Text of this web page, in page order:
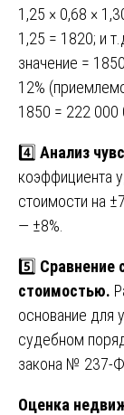
1,25 × 0,68 ×
1,25 = 1820; и
значение =
12%
1850 = 222 000
4️⃣ Анализ
коэффициента
стоимости на
— ±8%.
5️⃣ Сравнение
стоимостью.
основание для
судебном
закона № 237-
Оценка